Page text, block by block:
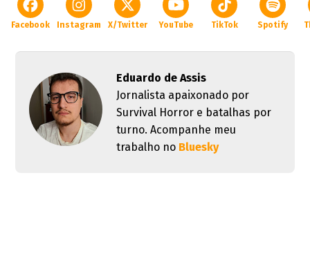
Facebook Instagram X/Twitter YouTube TikTok Spotify
Eduardo de Assis
Jornalista apaixonado por
Survival Horror e batalhas por
turno. Acompanhe meu
trabalho no Bluesky